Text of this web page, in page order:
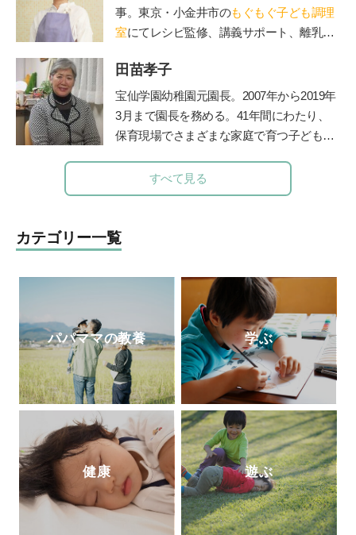
数のメディアに出演し、全国のおにぎり文
化を語る。両親を病気で亡くしたことをき
られている”ということを改めて実感。食
の大切さに目覚め、管理栄養士を目指すべ
く大学へ進学。2023年春、国家試験に合格
し、管理栄養士となる。
事。東京・小金井市のもぐもぐ子ども調理
室にてレシピ監修、講義サポート、離乳
田苗孝子
宝仙学園幼稚園元園長。2007年から2019年
3月まで園長を務める。41年間にわたり、
保育現場でさまざまな家庭で育つ子どもと
定評がある。豊かな経験を活かして、『幼
稚園』（小学館刊）で育児相談コーナーを
ージを伝えてきた。
すべて見る
カテゴリー一覧
パパママの教養 学ぶ
健康 遊ぶ